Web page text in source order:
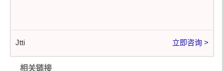
Jtti 立即咨询 >
相关链接